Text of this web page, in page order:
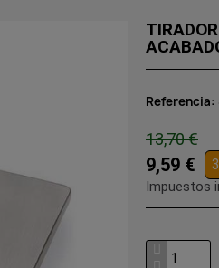
Referencia
13,70 €
9,59 €
Impuestos